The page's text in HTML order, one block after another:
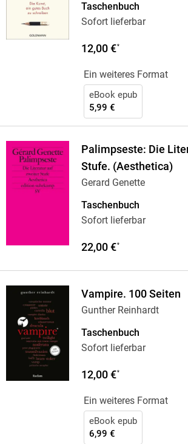
Taschenbuch
Sofort lieferbar
12,00 €*
Ein weiteres Format
eBook epub
5,99 €
Palimpseste: Die
Stufe. (Aesthetica)
Gerard Genette
Taschenbuch
Sofort lieferbar
22,00 €*
Vampire. 100 Seiten
Gunther Reinhardt
Taschenbuch
Sofort lieferbar
12,00 €*
Ein weiteres Format
eBook epub
6,99 €